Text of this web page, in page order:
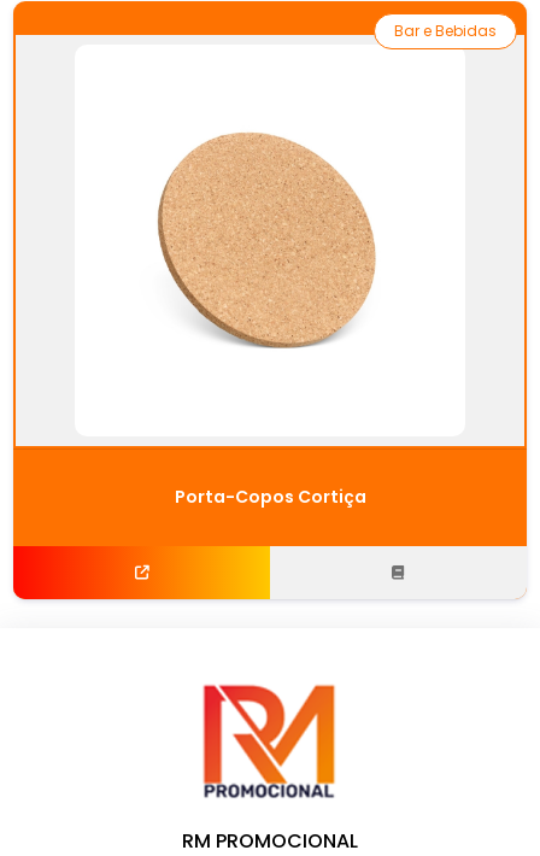
Porta-Copos Cortiça
Bar e Bebidas
RM PROMOCIONAL